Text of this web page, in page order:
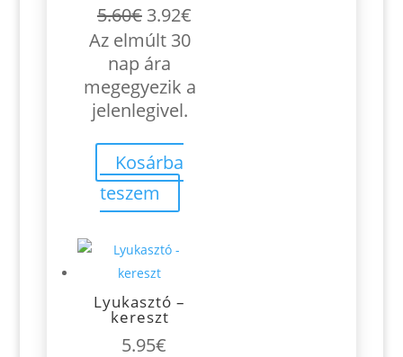
5.60€ Original
price
was:
5.60€.
3.92€Current
price
3.92€.
Az elmúlt 30
nap ára
megegyezik a
jelenlegivel.
Kosárba
teszem
Lyukasztó –
kereszt
5.95€